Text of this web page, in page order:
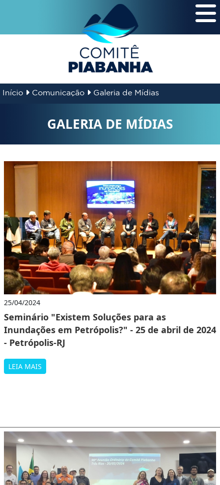
Início Comunicação Galeria de Mídias
GALERIA DE MÍDIAS
25/04/2024
Seminário "Existem Soluções para as
Inundações em Petrópolis?" - 25 de abril de 2024
- Petrópolis-RJ
LEIA MAIS